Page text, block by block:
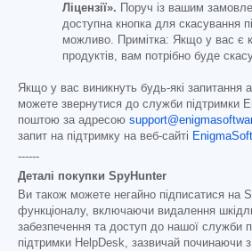
Ліцензії». Поруч із вашим
доступна кнопка для скасування
можливо. Примітка: Якщо у вас є
продуктів, вам потрібно буде
Якщо у вас виникнуть будь-які запитання
можете звернутися до служби підтримки
поштою за адресою
запит на підтримку на веб-сайті
------
Деталі покупки SpyHunter
Ви також можете негайно підписатися на
функціоналу, включаючи видалення
забезпечення та доступ до нашої служби
підтримки HelpDesk, зазвичай починаючи з